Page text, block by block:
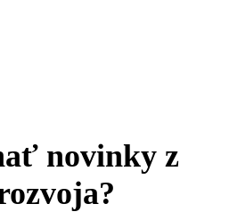
novinky z